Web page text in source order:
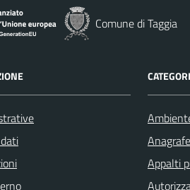
Comune di Taggia
Appalti